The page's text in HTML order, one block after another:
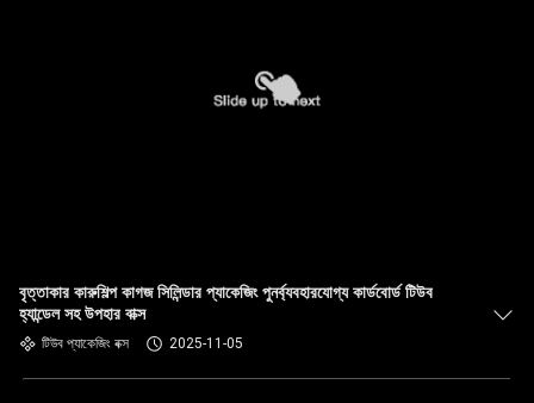
বৃত্তাকার কারুশিল্প কাগজ সিলিন্ডার প্যাকেজিং পুনর্ব্যবহারযোগ্য কার্ডবোর্ড টিউব
হ্যান্ডেল সহ উপহার বাক্স
টিউব প্যাকেজিং বক্স 2025-11-05